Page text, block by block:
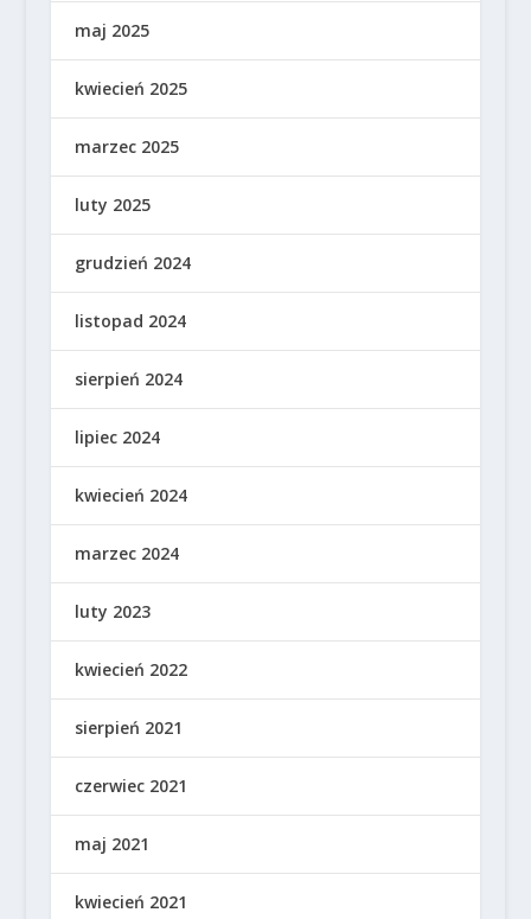
maj 2025
kwiecień 2025
marzec 2025
luty 2025
grudzień 2024
listopad 2024
sierpień 2024
lipiec 2024
kwiecień 2024
marzec 2024
luty 2023
kwiecień 2022
sierpień 2021
czerwiec 2021
maj 2021
kwiecień 2021